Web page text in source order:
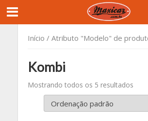
Início / Atributo "Modelo" de
Kombi
Mostrando todos os 5 resultados